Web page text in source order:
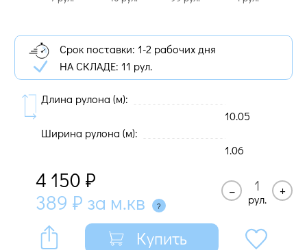
Срок поставки: 1-2 рабочих дня
НА СКЛАДЕ: 11 рул.
Длина рулона (м):
10.05
Ширина рулона (м):
1.06
4 150 ₽
389 ₽ за м.кв –
рул.
+
Купить